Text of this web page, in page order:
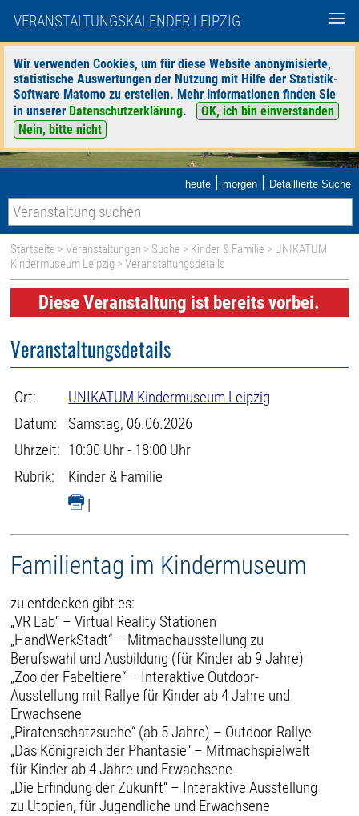
VERANSTALTUNGSKALENDER LEIPZIG
Wir verwenden Cookies, um für diese Website anonymisierte,
statistische Auswertungen der Nutzung mit Hilfe der Statistik-
Software Matomo zu erstellen. Mehr Informationen finden Sie
in unserer Datenschutzerklärung.
OK, ich bin einverstanden
Nein, bitte nicht
heute | morgen | Detaillierte Suche
Startseite >Veranstaltungen > Suche > Kinder & Familie > UNIKATUM
Kindermuseum Leipzig > Veranstaltungsdetails
Diese Veranstaltung ist bereits vorbei.
Veranstaltungsdetails
Ort:
UNIKATUM Kindermuseum Leipzig
Datum:
Samstag, 06.06.2026
Uhrzeit: 10:00 Uhr - 18:00 Uhr
Rubrik:
Kinder & Familie
|
Familientag im Kindermuseum
zu entdecken gibt es:
„VR Lab“ – Virtual Reality Stationen
„HandWerkStadt“ – Mitmachausstellung zu
Berufswahl und Ausbildung (für Kinder ab 9 Jahre)
„Zoo der Fabeltiere“ – Interaktive Outdoor-
Ausstellung mit Rallye für Kinder ab 4 Jahre und
Erwachsene
„Piratenschatzsuche“ (ab 5 Jahre) – Outdoor-Rallye
„Das Königreich der Phantasie“ – Mitmachspielwelt
für Kinder ab 4 Jahre und Erwachsene
„Die Erfindung der Zukunft“ – Interaktive Ausstellung
zu Utopien, für Jugendliche und Erwachsene